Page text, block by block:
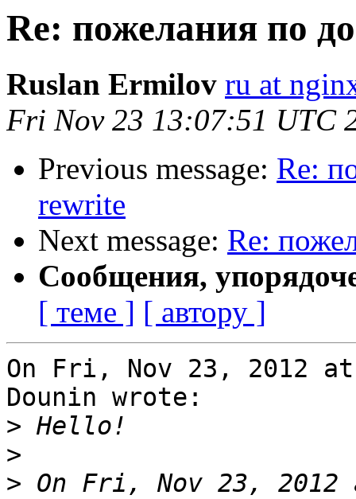
Re: пожелания по
Ruslan Ermilov ru at
Fri Nov 23 13:07:51 UTC
Previous message: Re:
rewrite
Next message: Re:
Сообщения,
[ теме ] [ автору ]
On Fri, Nov 23, 2012 at
Dounin wrote:
>
>
> On Fri, Nov 23, 2012